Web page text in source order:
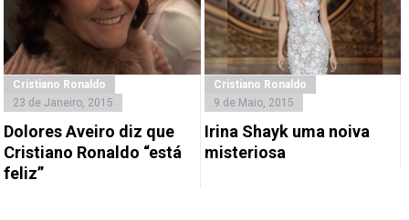
Cristiano Ronaldo
23 de Janeiro, 2015
Dolores Aveiro diz que
Cristiano Ronaldo “está
feliz”
Cristiano Ronaldo
9 de Maio, 2015
Irina Shayk uma noiva
misteriosa